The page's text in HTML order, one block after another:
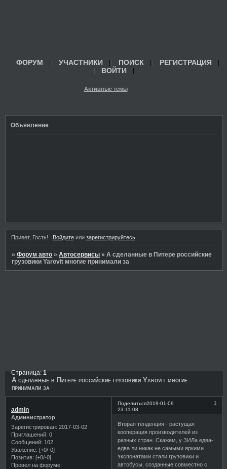
ФОРУМ УЧАСТНИКИ ПОИСК
РЕГИСТРАЦИЯ
ВОЙТИ
Активные темы
Объявление
Привет, Гость! Войдитеили зарегистрируйтесь.
»Форум авто »Автосервисы »А сделанные в Питере российские
грузовики Yarovit многие принимали за
А сделанные в Питере российские грузовики Yarovit многие
принимали за
Страница:1
Поделиться 1
2019-01-09
23:11:08
admin
Администратор
Зарегистрирован: 2017-03-02
Приглашений: 0
Сообщений: 102
Уважение: [+0/-0]
Позитив: [+0/-0]
Провел на форуме:
Вторая тенденция - растущая
кооперация производителей из
разных стран. Скажем, у ЗИЛа едва-
едва ли никак не самыми яркими
экспонатами стали грузовики и
автобусы, созданные совместно с